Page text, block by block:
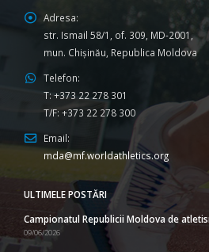
Adresa:
str. Ismail 58/1, of. 309, MD-2001,
mun. Chişinău, Republica Moldova
Telefon:
T: +373 22 278 301
T/F: +373 22 278 300
Email:
mda@mf.worldathletics.org
ULTIMELE POSTĂRI
Campionatul Republicii Moldova de
09/06/2026